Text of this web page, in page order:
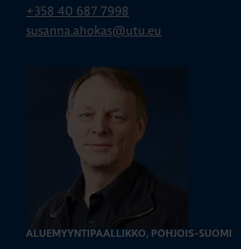
+358 40 687 7998
susanna.ahokas@utu.eu
ALUEMYYNTIPÄÄLLIKKÖ, POHJOIS-SUOMI